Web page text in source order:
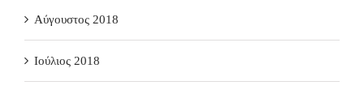
Αύγουστος 2018
Ιούλιος 2018